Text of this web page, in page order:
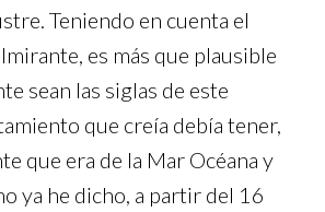
Teniendo en cuenta el
es más que plausible
sean las siglas de este
que creía debía tener,
que era de la Mar Océana y
ya he dicho, a partir del 16